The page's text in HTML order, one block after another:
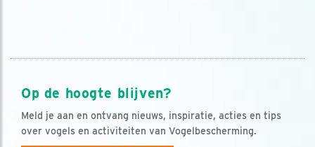
Op de hoogte blijven?
Meld je aan en ontvang nieuws, inspiratie, acties en tips
over vogels en activiteiten van Vogelbescherming.